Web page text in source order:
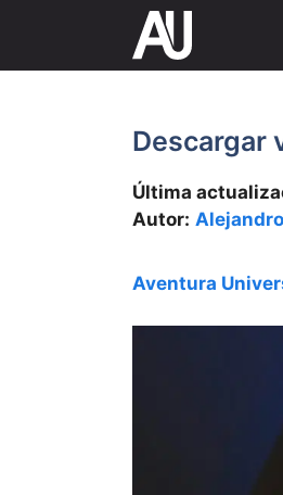
contenido
Descargar
Última
Autor:
Aventura